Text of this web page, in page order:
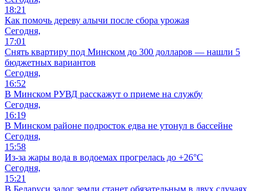
18:21
Как помочь дереву алычи после сбора урожая
Сегодня,
17:01
Снять квартиру под Минском до 300 долларов — нашли 5
бюджетных вариантов
Сегодня,
16:52
В Минском РУВД расскажут о приеме на службу
Сегодня,
16:19
В Минском районе подросток едва не утонул в бассейне
Сегодня,
15:58
Из-за жары вода в водоемах прогрелась до +26°C
Сегодня,
15:21
В Беларуси залог земли станет обязательным в двух случаях